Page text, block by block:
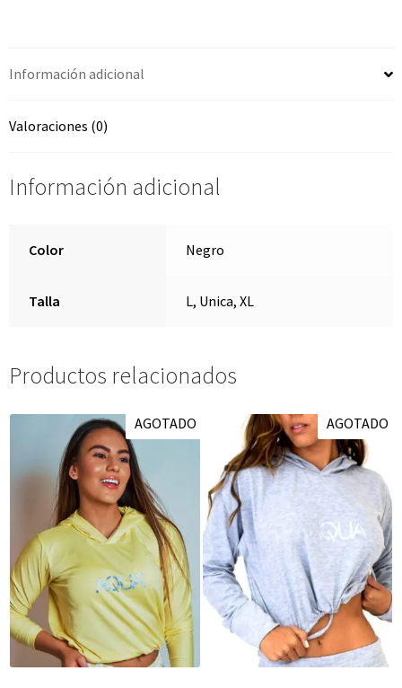
Información adicional
Valoraciones (0)
Información adicional
Color Negro
Talla L, Unica, XL
Productos relacionados
AGOTADO AGOTADO